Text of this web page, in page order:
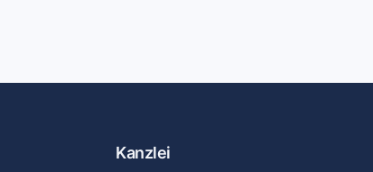
Kanzlei